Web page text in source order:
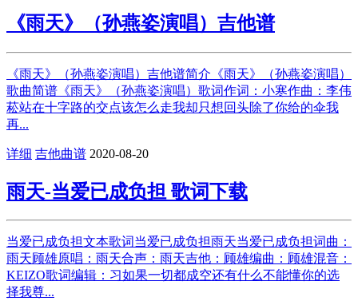
《雨天》（孙燕姿演唱）吉他谱
《雨天》（孙燕姿演唱）吉他谱简介《雨天》（孙燕姿演唱）
歌曲简谱《雨天》（孙燕姿演唱）歌词作词：小寒作曲：李伟
菘站在十字路的交点该怎么走我却只想回头除了你给的伞我
再...
详细 吉他曲谱 2020-08-20
雨天-当爱已成负担 歌词下载
当爱已成负担文本歌词当爱已成负担雨天当爱已成负担词曲：
雨天顾雄原唱：雨天合声：雨天吉他：顾雄编曲：顾雄混音：
KEIZO歌词编辑：习如果一切都成空还有什么不能懂你的选
择我尊...